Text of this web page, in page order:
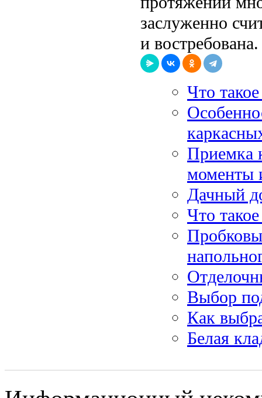
заслуженно
и востребована.
Что
Приемка
моменты
Дачный
Что
Выбор
Как
Белая